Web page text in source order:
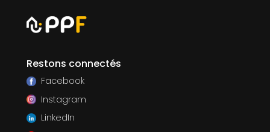
Restons connectés
Facebook
Instagram
LinkedIn